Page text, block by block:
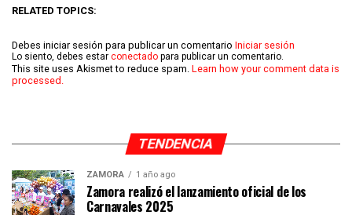
RELATED TOPICS:
Debes iniciar sesión para publicar un comentario Iniciar sesión
Lo siento, debes estar conectado para publicar un comentario.
This site uses Akismet to reduce spam. Learn how your comment data is
processed.
TENDENCIA
ZAMORA 1 año ago
Zamora realizó el lanzamiento oficial de los
Carnavales 2025